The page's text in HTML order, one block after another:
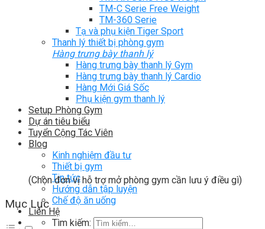
TM-C Serie Free Weight
TM-360 Serie
Tạ và phụ kiện Tiger Sport
Thanh lý thiết bị phòng gym
Hàng trưng bày thanh lý
Hàng trưng bày thanh lý Gym
Hàng trưng bày thanh lý Cardio
Hàng Mới Giá Sốc
Phụ kiện gym thanh lý
Setup Phòng Gym
Dự án tiêu biểu
Tuyển Cộng Tác Viên
Blog
Kinh nghiệm đầu tư
Thiết bị gym
Tin tức
Hướng dẫn tập luyện
Chế độ ăn uống
Liên Hệ
Tìm kiếm:
(Chọn đơn vị hỗ trợ mở phòng gym cần lưu ý điều gì)
Mục Lục